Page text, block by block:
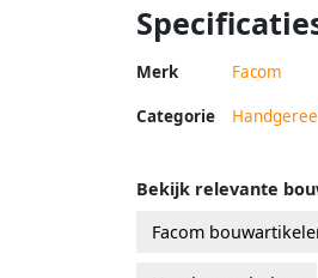
Merk Facom
Categorie
Bekijk relevante
Facom